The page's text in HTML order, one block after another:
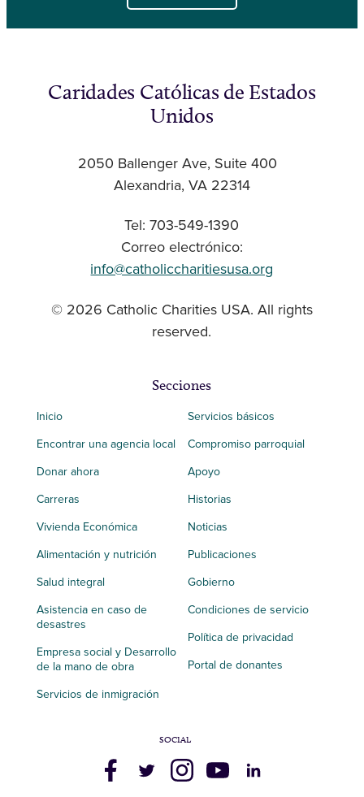
Caridades Católicas de Estados
Unidos
2050 Ballenger Ave, Suite 400
Alexandria, VA 22314
Tel: 703-549-1390
Correo electrónico:
info@catholiccharitiesusa.org
© 2026 Catholic Charities USA. All rights
reserved.
Secciones
Inicio
Encontrar una agencia local
Donar ahora
Carreras
Vivienda Económica
Alimentación y nutrición
Salud integral
Asistencia en caso de
desastres
Empresa social y Desarrollo
de la mano de obra
Servicios de inmigración
Servicios básicos
Compromiso parroquial
Apoyo
Historias
Noticias
Publicaciones
Gobierno
Condiciones de servicio
Política de privacidad
Portal de donantes
SOCIAL